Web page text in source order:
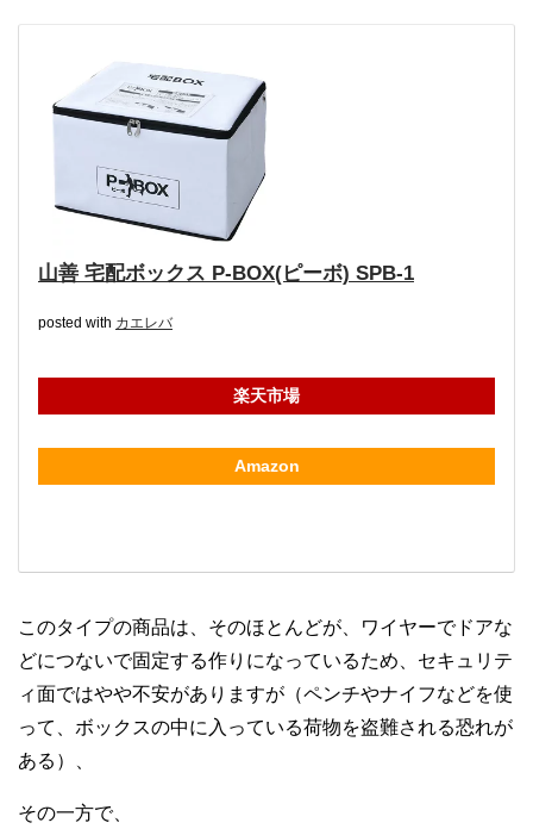
山善 宅配ボックス P-BOX(ピーボ) SPB-1
posted with カエレバ
楽天市場
Amazon
このタイプの商品は、そのほとんどが、ワイヤーでドアな
どにつないで固定する作りになっているため、セキュリテ
ィ面ではやや不安がありますが（ペンチやナイフなどを使
って、ボックスの中に入っている荷物を盗難される恐れが
ある）、
その一方で、